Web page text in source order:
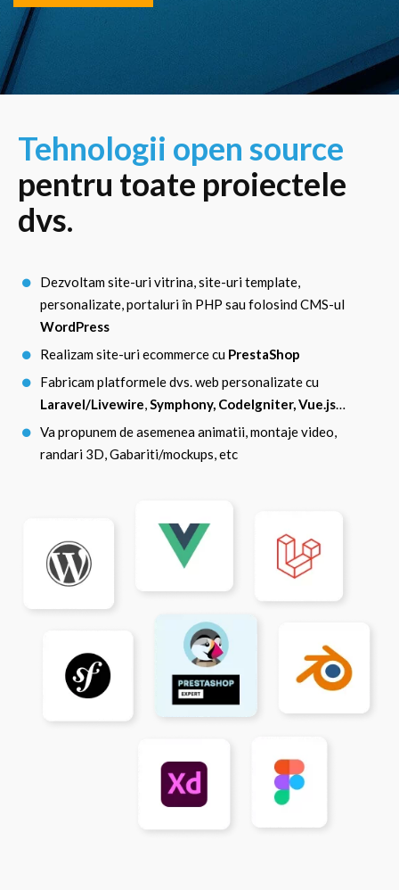
Tehnologii open source
pentru toate proiectele
dvs.
Dezvoltam site-uri vitrina, site-uri template,
personalizate, portaluri în PHP sau folosind CMS-ul
WordPress
Realizam site-uri ecommerce cu PrestaShop
Fabricam platformele dvs. web personalizate cu
Laravel/Livewire Symphony, CodeIgniter, Vue.js
Va propunem de asemenea animatii, montaje video,
randari 3D, Gabariti/mockups, etc